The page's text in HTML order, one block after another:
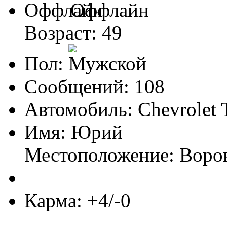
Оффлайн
Возраст: 49
Пол:
Сообщений: 108
Автомобиль:
Имя: Юрий
Местоположение:
Карма: +4/-0